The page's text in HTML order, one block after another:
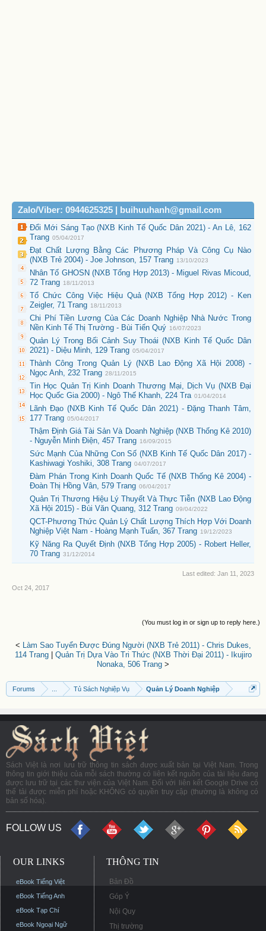
Zalo/Viber: 0944625325 | buihuuhanh@gmail.com
Đổi Mới Sáng Tạo (NXB Kinh Tế Quốc Dân 2021) - An Lê, 162
Trang 05/04/2017
Đạt Chất Lượng Bằng Các Phương Pháp Và Công Cụ Nào
(NXB Trẻ 2004) - Joe Johnson, 157 Trang 13/10/2023
Nhân Tố GHOSN (NXB Tổng Hợp 2013) - Miguel Rivas Micoud,
72 Trang 18/11/2013
Tổ Chức Công Việc Hiệu Quả (NXB Tổng Hợp 2012) - Ken
Zeigler, 71 Trang 18/11/2013
Chi Phí Tiền Lương Của Các Doanh Nghiệp Nhà Nước Trong
Nền Kinh Tế Thị Trường - Bùi Tiến Quý 16/07/2023
Quản Lý Trong Bối Cảnh Suy Thoái (NXB Kinh Tế Quốc Dân
2021) - Diệu Minh, 129 Trang 05/04/2017
Thành Công Trong Quản Lý (NXB Lao Động Xã Hội 2008) -
Ngọc Anh, 232 Trang 28/11/2015
Tin Học Quản Trị Kinh Doanh Thương Mại, Dịch Vụ (NXB Đại
Học Quốc Gia 2000) - Ngô Thế Khanh, 224 Tra 01/04/2014
Lãnh Đạo (NXB Kinh Tế Quốc Dân 2021) - Đặng Thanh Tâm,
177 Trang 05/04/2017
Thậm Định Giá Tài Sản Và Doanh Nghiệp (NXB Thống Kê 2010)
- Nguyễn Minh Điện, 457 Trang 16/09/2015
Sức Mạnh Của Những Con Số (NXB Kinh Tế Quốc Dân 2017) -
Kashiwagi Yoshiki, 308 Trang 04/07/2017
Đàm Phán Trong Kinh Doanh Quốc Tế (NXB Thống Kê 2004) -
Đoàn Thị Hồng Vân, 579 Trang 06/04/2017
Quản Trị Thương Hiệu Lý Thuyết Và Thực Tiễn (NXB Lao Động
Xã Hội 2015) - Bùi Văn Quang, 312 Trang 09/04/2022
QCT-Phương Thức Quản Lý Chất Lượng Thích Hợp Với Doanh
Nghiệp Việt Nam - Hoàng Mạnh Tuấn, 367 Trang 19/12/2023
Kỹ Năng Ra Quyết Định (NXB Tổng Hợp 2005) - Robert Heller,
70 Trang 31/12/2014
Last edited: Jan 11, 2023
Oct 24, 2017
(You must log in or sign up to reply here.)
< Làm Sao Tuyển Được Đúng Người (NXB Trẻ 2011) - Chris Dukes,
114 Trang| Quản Trị Dựa Vào Tri Thức (NXB Thời Đại 2011) - Ikujiro
Nonaka, 506 Trang >
Forums Tủ Sách Nghiệp Vụ Quản Lý Doanh Nghiệp
Sách Việt là nơi lưu trữ thông tin sách được xuất bản tại Việt Nam. Trong
thông tin giới thiệu của mỗi sách thường có liên kết nguồn của tài liệu đang
được lưu trữ tại các thư viện của Việt Nam. Đối với liên kết Google Drive có
thể tải được miễn phí hoặc KHÔNG có quyền truy cập (thường là không có
bản số hóa).
FOLLOW US
OUR LINKS
eBook Tiếng Việt
eBook Tiếng Anh
eBook Tạp Chí
eBook Ngoại Ngữ
THÔNG TIN
Bản Đồ
Góp Ý
Nội Quy
Thị trường